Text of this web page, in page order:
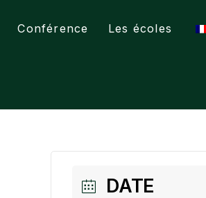
Conférence Les écoles
DATE